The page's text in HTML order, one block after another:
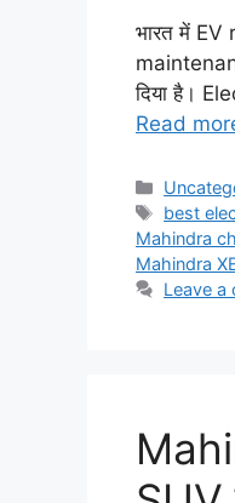
भारत में EV
दिया है।
Read
Tags
best
Mahindra
Mahindra
Leave a